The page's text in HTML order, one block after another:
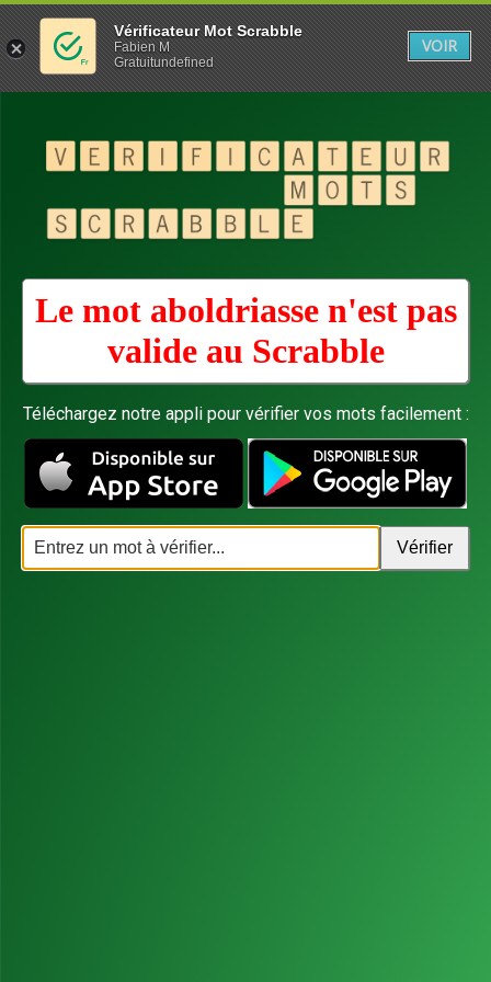
Le mot aboldriasse n'est pas
valide au Scrabble
Téléchargez notre appli pour vérifier vos mots facilement :
Vérificateur Mot Scrabble
Fabien M
Gratuitundefined
VOIR